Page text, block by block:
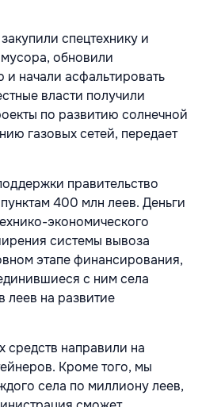
спецтехнику и
обновили
начали асфальтировать
власти получили
по развитию солнечной
газовых сетей, передает
правительство
400 млн леев. Деньги
экономического
системы вывоза
этапе финансирования,
с ним села
леев на развитие
средств направили на
Кроме того, мы
села по миллиону леев,